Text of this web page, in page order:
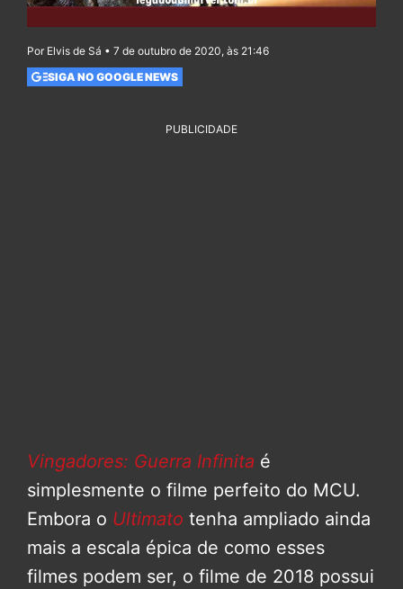
Por Elvis de Sá • 7 de outubro de 2020, às 21:46
SIGA NO GOOGLE NEWS
PUBLICIDADE
Vingadores: Guerra Infinita é
simplesmente o filme perfeito do MCU.
Embora o Ultimato tenha ampliado ainda
mais a escala épica de como esses
filmes podem ser, o filme de 2018 possui